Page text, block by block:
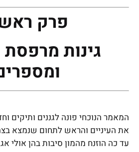
פרק
גינות
המאמר הנוכחי פונה לגננים ותיקים
את העיניים והראש לתחום שנמצא
עד כה הוזנח מהמון סיבות בהן אולי